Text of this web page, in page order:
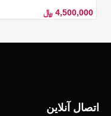
4,500,000 ﷼
اتصال آنلاین